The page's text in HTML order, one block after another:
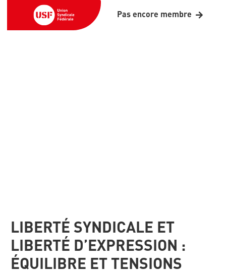
Pas encore membre
LIBERTÉ SYNDICALE ET
LIBERTÉ D’EXPRESSION :
ÉQUILIBRE ET TENSIONS